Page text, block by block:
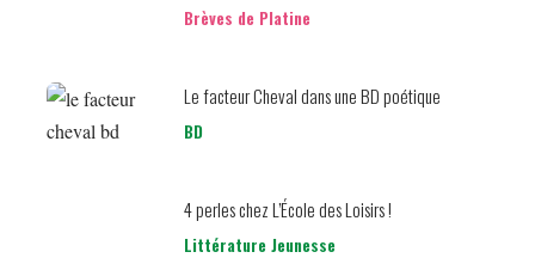
Brèves de Platine
Le facteur Cheval dans une BD poétique
BD
4 perles chez L’École des Loisirs !
Littérature Jeunesse